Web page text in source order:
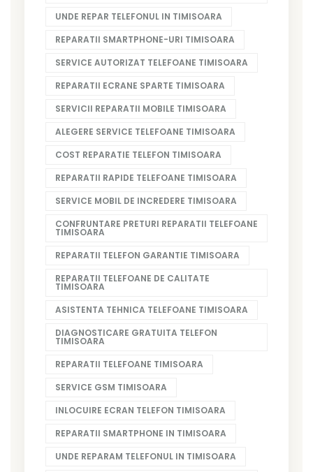
UNDE REPAR TELEFONUL IN TIMISOARA
REPARATII SMARTPHONE-URI TIMISOARA
SERVICE AUTORIZAT TELEFOANE TIMISOARA
REPARATII ECRANE SPARTE TIMISOARA
SERVICII REPARATII MOBILE TIMISOARA
ALEGERE SERVICE TELEFOANE TIMISOARA
COST REPARATIE TELEFON TIMISOARA
REPARATII RAPIDE TELEFOANE TIMISOARA
SERVICE MOBIL DE INCREDERE TIMISOARA
CONFRUNTARE PRETURI REPARATII TELEFOANE
TIMISOARA
REPARATII TELEFON GARANTIE TIMISOARA
REPARATII TELEFOANE DE CALITATE
TIMISOARA
ASISTENTA TEHNICA TELEFOANE TIMISOARA
DIAGNOSTICARE GRATUITA TELEFON
TIMISOARA
REPARATII TELEFOANE TIMISOARA
SERVICE GSM TIMISOARA
INLOCUIRE ECRAN TELEFON TIMISOARA
REPARATII SMARTPHONE IN TIMISOARA
UNDE REPARAM TELEFONUL IN TIMISOARA